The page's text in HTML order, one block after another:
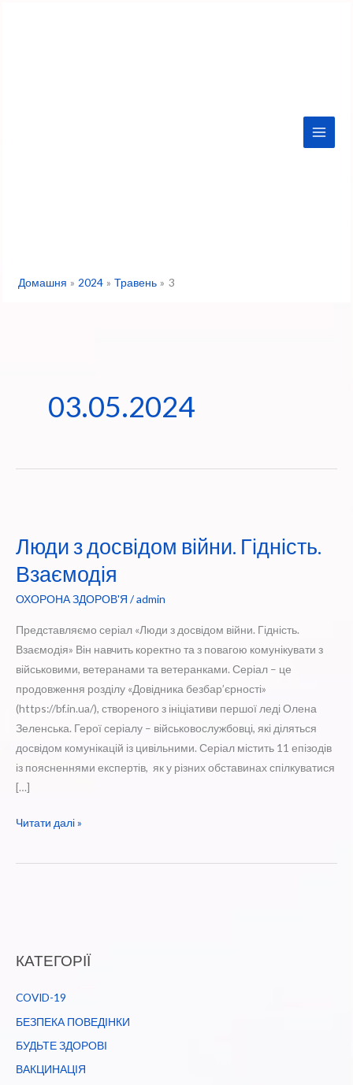
Домашня 2024 Травень 3
03.05.2024
Люди з досвідом війни. Гідність.
Взаємодія
ОХОРОНА ЗДОРОВ'Я /admin
Представляємо серіал «Люди з досвідом війни. Гідність.
Взаємодія» Він навчить коректно та з повагою комунікувати з
військовими, ветеранами та ветеранками. Серіал – це
продовження розділу «Довідника безбар’єрності»
(https://bf.in.ua/), створеного з ініціативи першої леді Олена
Зеленська. Герої серіалу – військовослужбовці, які діляться
досвідом комунікацій із цивільними. Серіал містить 11 епізодів
із поясненнями експертів, як у різних обставинах спілкуватися
[…]
Люди
досвідом
Читати далі »
КАТЕГОРІЇ
COVID-19
БЕЗПЕКА ПОВЕДІНКИ
БУДЬТЕ ЗДОРОВІ
ВАКЦИНАЦІЯ